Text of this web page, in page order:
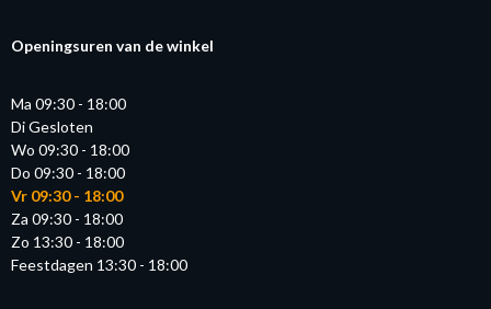
Openingsuren van de winkel
Ma 09:30 - 18:00
Di Gesloten
Wo 09:30 - 18:00
Do 09:30 - 18:00
Vr 09:30 - 18:00
Za 09:30 - 18:00
Zo 13:30 - 18:00
Feestdagen 13:30 - 18:00